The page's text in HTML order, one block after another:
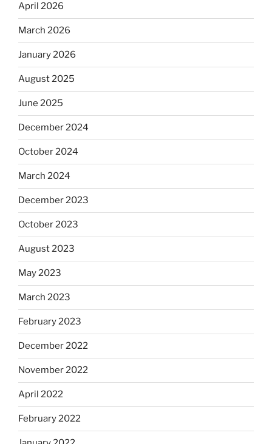
April 2026
March 2026
January 2026
August 2025
June 2025
December 2024
October 2024
March 2024
December 2023
October 2023
August 2023
May 2023
March 2023
February 2023
December 2022
November 2022
April 2022
February 2022